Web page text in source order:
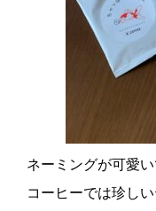
ネーミングが可愛い
コーヒーでは珍し